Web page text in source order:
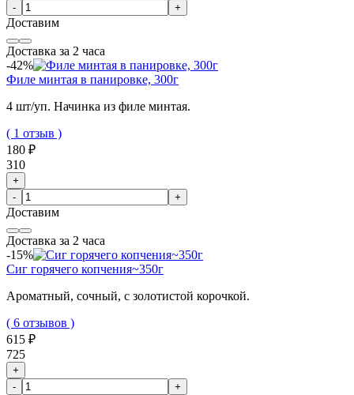
-
+
Доставим
Доставка за 2 часа
-42%
Филе минтая в панировке, 300г
4 шт/уп. Начинка из филе минтая.
( 1 отзыв )
180 ₽
310
+
-
+
Доставим
Доставка за 2 часа
-15%
Сиг горячего копчения~350г
Ароматный, сочный, с золотистой корочкой.
( 6 отзывов )
615 ₽
725
+
-
+